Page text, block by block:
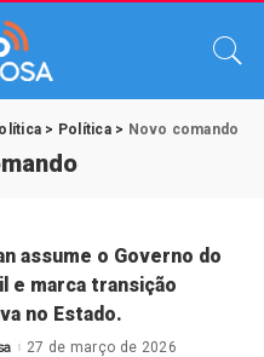
> Política> Novo comando
assume o Governo do
e marca transição
no Estado.
27 de março de 2026